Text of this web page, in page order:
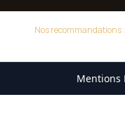
Nos recommandations :
Mentions